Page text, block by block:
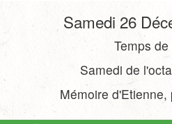
Samedi 26
Temps
Samedi de
Mémoire